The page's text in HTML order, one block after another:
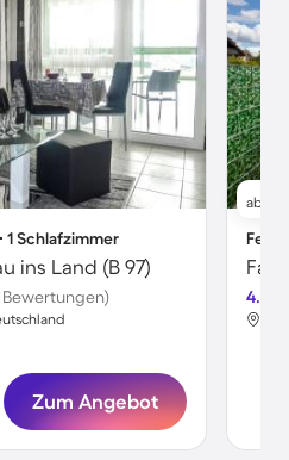
1 Schlafzimmer
ins Land (B 97)
Bewertungen)
Zum Angebot
ab
4.4